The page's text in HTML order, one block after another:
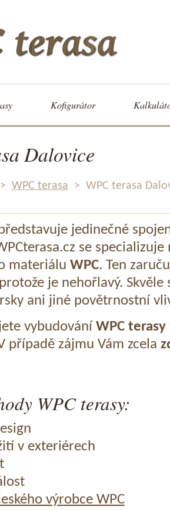
Kofigurátor
Dalovice
> WPC terasa > WPC terasa
jedinečné
se specializuje
materiálu WPC. Ten
je nehořlavý.
ani jiné povětrnostní
vybudování WPC terasy
případě zájmu Vám zcela
WPC terasy:
v exteriérech
výrobce WPC